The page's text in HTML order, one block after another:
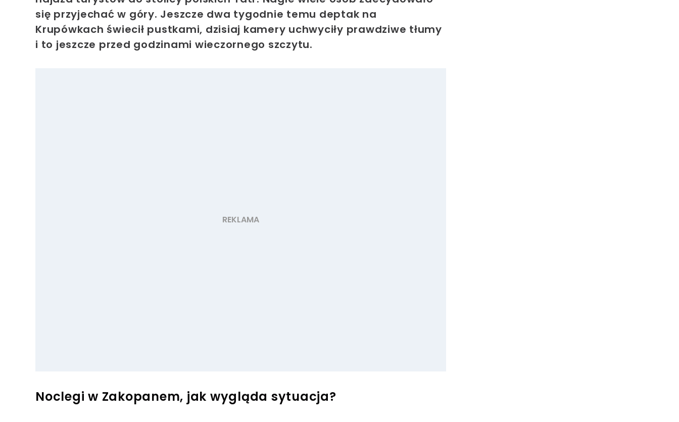
się przyjechać w góry. Jeszcze dwa tygodnie temu deptak na
Krupówkach świecił pustkami, dzisiaj kamery uchwyciły prawdziwe tłumy
i to jeszcze przed godzinami wieczornego szczytu.
Noclegi w Zakopanem, jak wygląda sytuacja?